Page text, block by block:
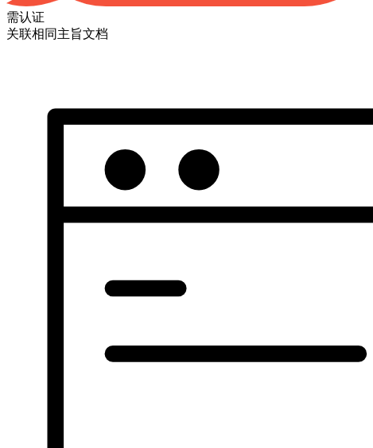
需认证
关联相同主旨文档